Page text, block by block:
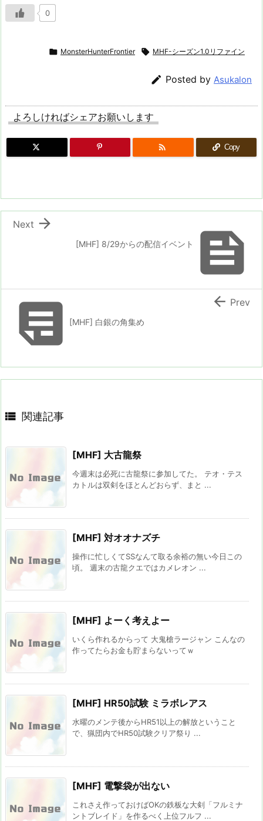
0
 MonsterHunterFrontier  MHF-シーズン1.0リファイン
 Posted by Asukalon
よろしければシェアお願いします
 Copy

[MHF] 8/29からの配信イベント

Next
[MHF] 白銀の角集め
 Prev
 関連記事
[MHF] 大古龍祭
今週末は必死に古龍祭に参加してた。 テオ・テス
カトルは双剣をほとんどおらず、まと ...
[MHF] 対オオナズチ
操作に忙しくてSSなんて取る余裕の無い今日この
頃。 週末の古龍クエではカメレオン ...
[MHF] よーく考えよー
いくら作れるからって 大鬼槍ラージャン こんなの
作ってたらお金も貯まらないってｗ
[MHF] HR50試験 ミラボレアス
水曜のメンテ後からHR51以上の解放ということ
で、猟団内でHR50試験クリア祭り ...
[MHF] 電撃袋が出ない
これさえ作っておけばOKの鉄板な大剣「フルミナ
ントブレイド」を作るべく上位フルフ ...